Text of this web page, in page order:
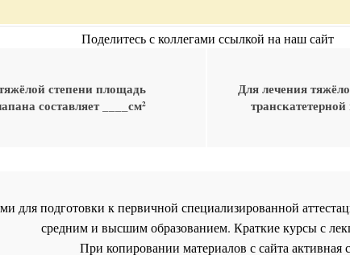
Поделитесь с коллегами ссылкой на наш сайт
степени площадь
составляет ____см²
Для лечения
для подготовки к первичной специализированной
средним и высшим образованием. Краткие курсы с
При копировании материалов с сайта активная